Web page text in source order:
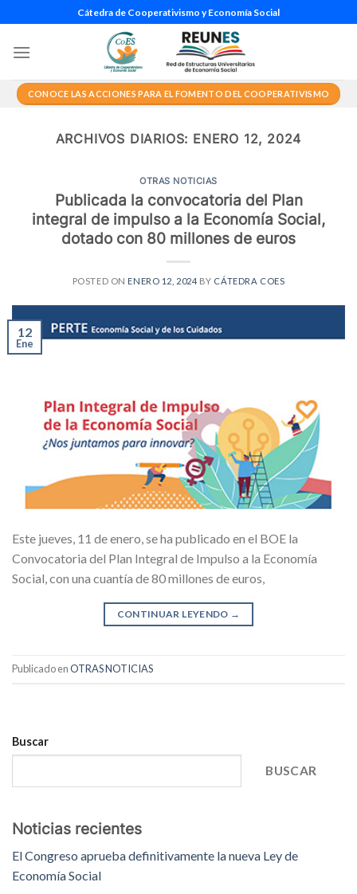
al
contenido
Cátedra de Cooperativismo y Economía Social
CONOCE LAS ACCIONES PARA EL FOMENTO DEL COOPERATIVISMO
ARCHIVOS DIARIOS: ENERO 12, 2024
OTRAS NOTICIAS
Publicada la convocatoria del Plan
integral de impulso a la Economía Social,
dotado con 80 millones de euros
POSTED ON ENERO 12, 2024 BY CÁTEDRA COES
12
Ene
Este jueves, 11 de enero, se ha publicado en el BOE la
Convocatoria del Plan Integral de Impulso a la Economía
Social, con una cuantía de 80 millones de euros,
CONTINUAR LEYENDO →
Publicado enOTRAS NOTICIAS
Buscar
BUSCAR
Noticias recientes
El Congreso aprueba definitivamente la nueva Ley de
Economía Social